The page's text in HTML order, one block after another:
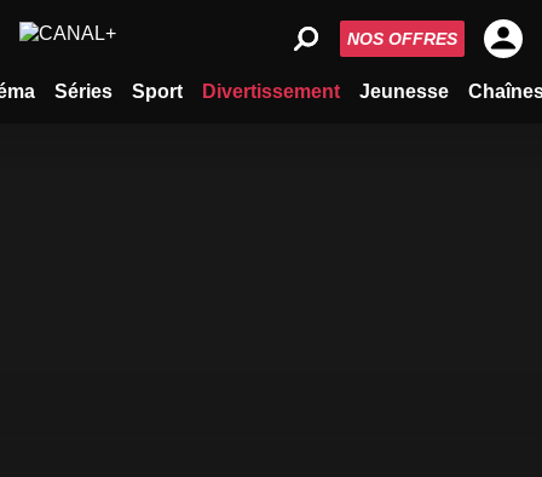
Séries Sport Divertissement Jeunesse
NOS OFFRES